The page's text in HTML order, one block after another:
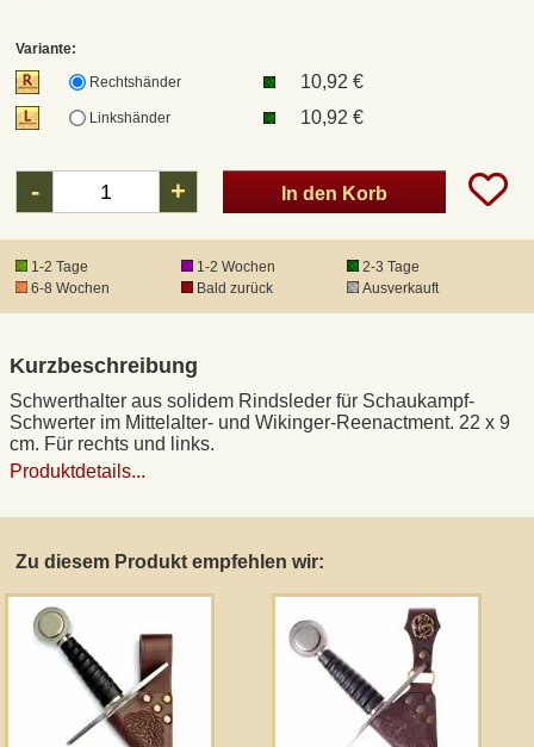
Variante:
Rechtshänder
10,92 €
Linkshänder 10,92 €
- + In den Korb
1-2 Tage 1-2 Wochen
2-3 Tage
6-8 Wochen
Bald zurück Ausverkauft
Kurzbeschreibung
Schwerthalter aus solidem Rindsleder für Schaukampf-
Schwerter im Mittelalter- und Wikinger-Reenactment. 22 x 9
cm. Für rechts und links.
Produktdetails...
Zu diesem Produkt empfehlen wir:
DHL Kleinpaket
DHL Express
Waffenrecht und FSK 18
Produkthaftung
Widerrufsrecht
Anfertigung von Museumsrepliken
AGB
Gästebuch
Newsletter